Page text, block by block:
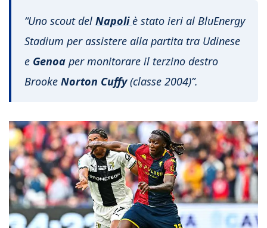
“Uno scout del Napoli è stato ieri al BluEnergy
Stadium per assistere alla partita tra Udinese
e Genoa per monitorare il terzino destro
Brooke Norton Cuffy(classe 2004)”.